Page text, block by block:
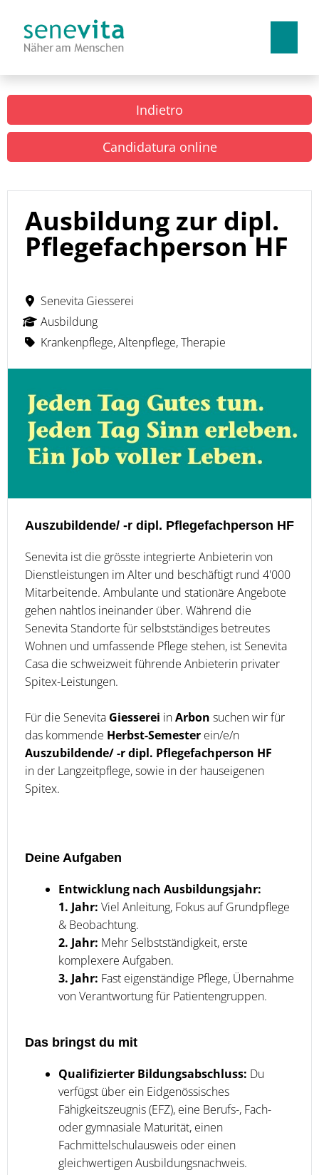
Tedesco Francese Italiano
Lavorare con noi
Vantaggi
Indietro
Candidatura online
Ausbildung zur dipl.
Pflegefachperson HF
Senevita Giesserei
Ausbildung
Krankenpflege, Altenpflege, Therapie
Auszubildende/ -r dipl. Pflegefachperson HF
Senevita ist die grösste integrierte Anbieterin von
Dienstleistungen im Alter und beschäftigt rund 4'000
Mitarbeitende. Ambulante und stationäre Angebote
gehen nahtlos ineinander über. Während die
Senevita Standorte für selbstständiges betreutes
Wohnen und umfassende Pflege stehen, ist Senevita
Casa die schweizweit führende Anbieterin privater
Spitex-Leistungen.
Für die Senevita Giesserei inArbon suchen wir für
das kommende Herbst-Semester ein/e/n
Auszubildende/ -rdipl. Pflegefachperson HF
in der Langzeitpflege, sowie in der hauseigenen
Spitex.
Deine Aufgaben
Entwicklung nach Ausbildungsjahr:
1. Jahr: Viel Anleitung, Fokus auf Grundpflege
& Beobachtung.
2. Jahr: Mehr Selbstständigkeit, erste
komplexere Aufgaben.
3. Jahr: Fast eigenständige Pflege, Übernahme
von Verantwortung für Patientengruppen.
Das bringst du mit
Qualifizierter Bildungsabschluss: Du
verfügst über ein Eidgenössisches
Fähigkeitszeugnis (EFZ), eine Berufs-, Fach-
oder gymnasiale Maturität, einen
Fachmittelschulausweis oder einen
gleichwertigen Ausbildungsnachweis.